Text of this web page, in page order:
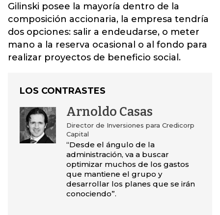
Gilinski posee la mayoría dentro de la
composición accionaria, la empresa tendría
dos opciones: salir a endeudarse, o meter
mano a la reserva ocasional o al fondo para
realizar proyectos de beneficio social.
LOS CONTRASTES
Arnoldo Casas
Director de Inversiones para Credicorp
Capital
“Desde el ángulo de la
administración, va a buscar
optimizar muchos de los gastos
que mantiene el grupo y
desarrollar los planes que se irán
conociendo”.